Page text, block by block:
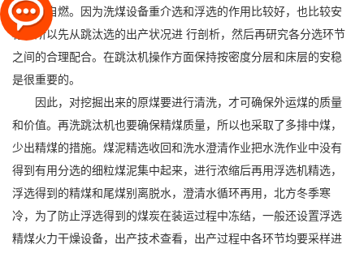
生煤的自燃。因为洗煤设备重介选和浮选的作用比较好，也比较安
稳，所以先从跳汰选的出产状况进 行剖析，然后再研究各分选环节
之间的合理配合。在跳汰机操作方面保持按密度分层和床层的安稳
是很重要的。
因此，对挖掘出来的原煤要进行清洗，才可确保外运煤的质量
和价值。再洗跳汰机也要确保精煤质量，所以也采取了多排中煤，
少出精煤的措施。煤泥精选收回和洗水澄清作业把水洗作业中没有
得到有用分选的细粒煤泥集中起来，进行浓缩后再用浮选机精选，
浮选得到的精煤和尾煤别离脱水，澄清水循环再用，北方冬季寒
冷，为了防止浮选得到的煤炭在装运过程中冻结，一般还设置浮选
精煤火力干燥设备，出产技术查看，出产过程中各环节均要采样进